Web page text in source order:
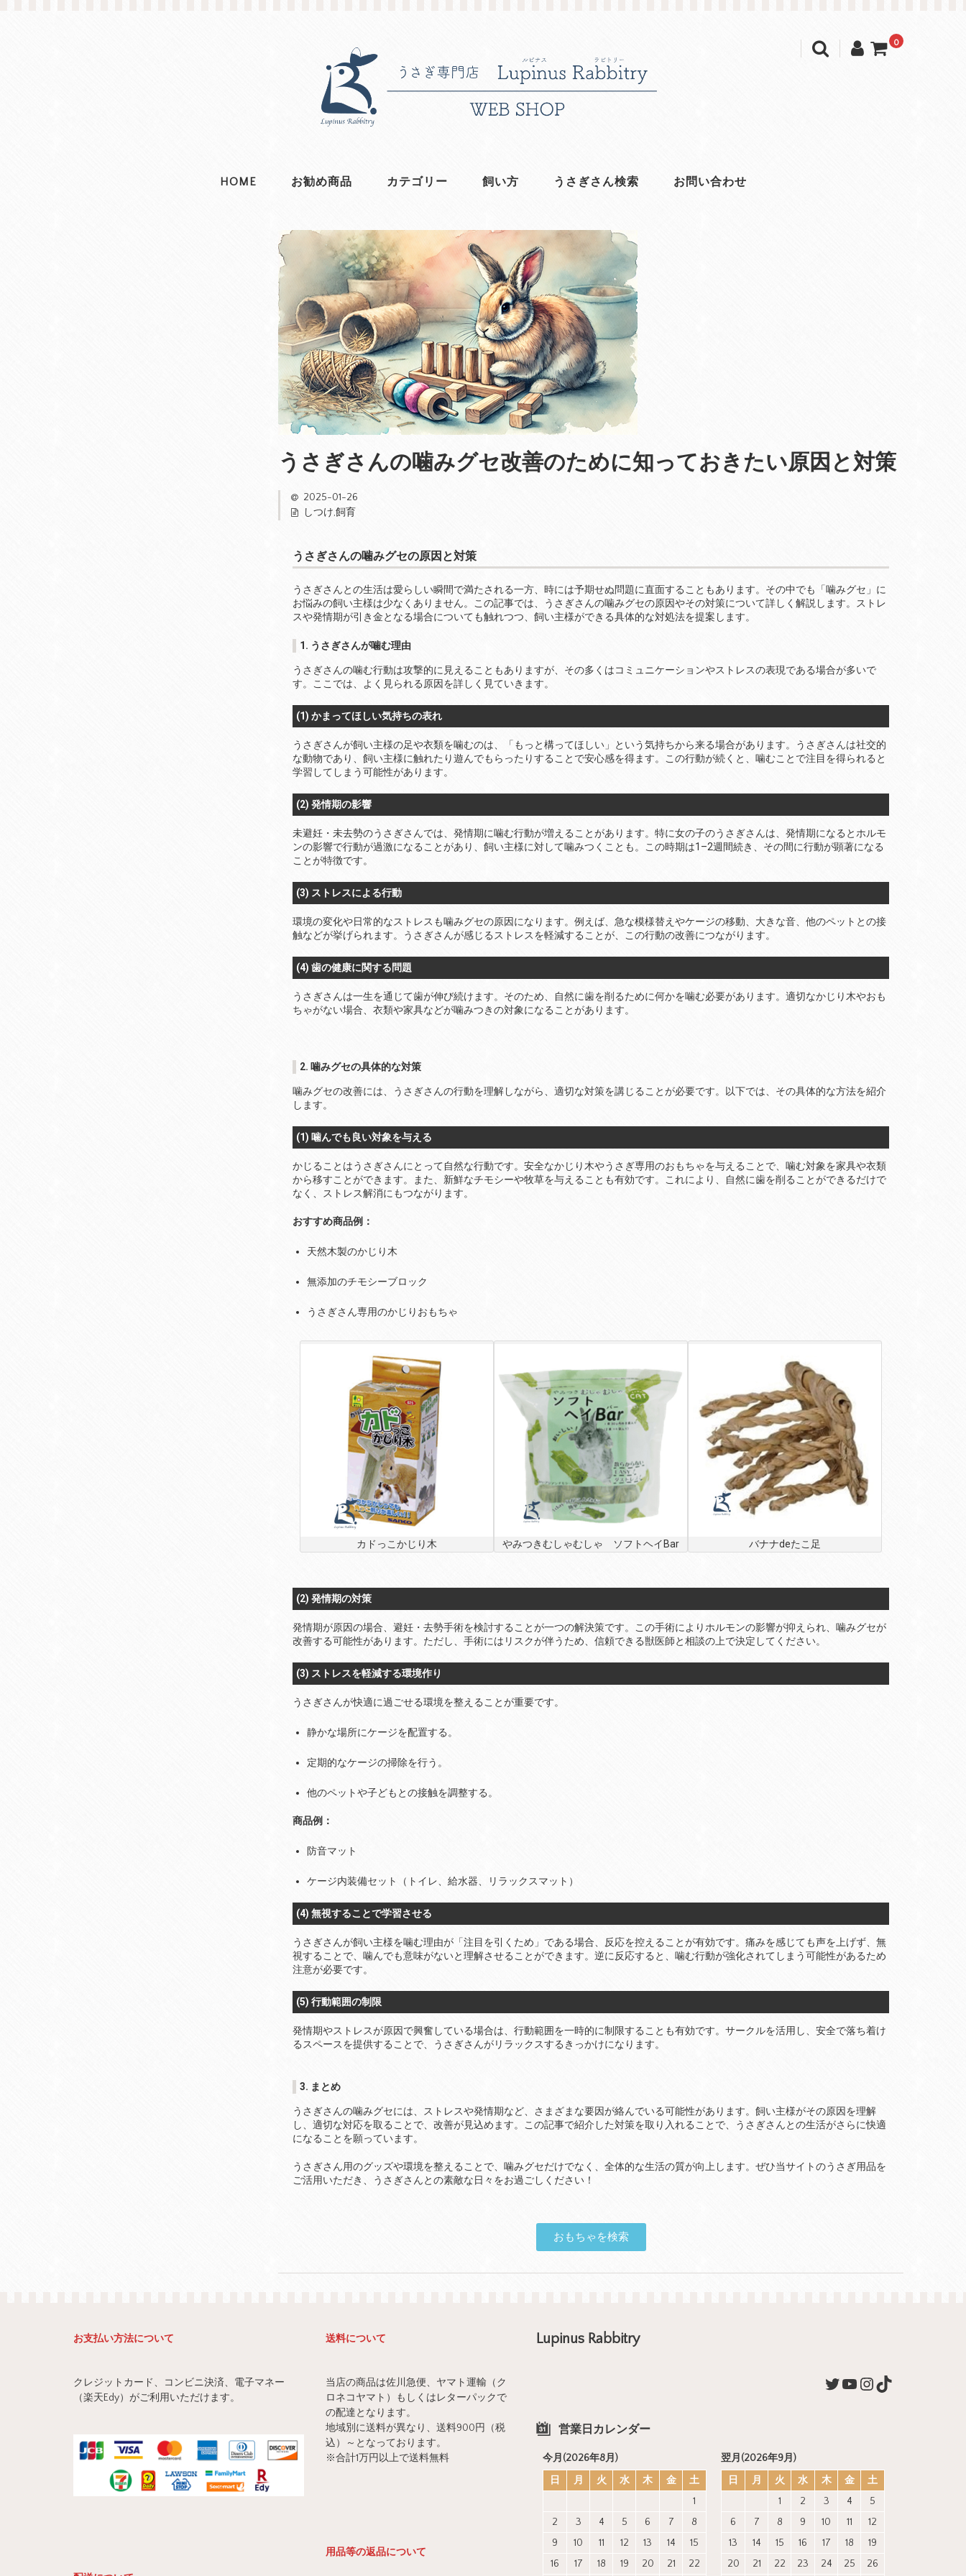
0
HOME お勧め商品 カテゴリー 飼い方 うさぎさん検索 お問い合わせ
うさぎさんの噛みグセ改善のために知っておきたい原因と対策
2025-01-26
しつけ,飼育
うさぎさんの噛みグセの原因と対策
うさぎさんとの生活は愛らしい瞬間で満たされる一方、時には予期せぬ問題に直面することもあります。その中でも「噛みグセ」に
お悩みの飼い主様は少なくありません。この記事では、うさぎさんの噛みグセの原因やその対策について詳しく解説します。ストレ
スや発情期が引き金となる場合についても触れつつ、飼い主様ができる具体的な対処法を提案します。
1. うさぎさんが噛む理由
うさぎさんの噛む行動は攻撃的に見えることもありますが、その多くはコミュニケーションやストレスの表現である場合が多いで
す。ここでは、よく見られる原因を詳しく見ていきます。
(1) かまってほしい気持ちの表れ
うさぎさんが飼い主様の足や衣類を噛むのは、「もっと構ってほしい」という気持ちから来る場合があります。うさぎさんは社交的
な動物であり、飼い主様に触れたり遊んでもらったりすることで安心感を得ます。この行動が続くと、噛むことで注目を得られると
学習してしまう可能性があります。
(2) 発情期の影響
未避妊・未去勢のうさぎさんでは、発情期に噛む行動が増えることがあります。特に女の子のうさぎさんは、発情期になるとホルモ
ンの影響で行動が過激になることがあり、飼い主様に対して噛みつくことも。この時期は1–2週間続き、その間に行動が顕著になる
ことが特徴です。
(3) ストレスによる行動
環境の変化や日常的なストレスも噛みグセの原因になります。例えば、急な模様替えやケージの移動、大きな音、他のペットとの接
触などが挙げられます。うさぎさんが感じるストレスを軽減することが、この行動の改善につながります。
(4) 歯の健康に関する問題
うさぎさんは一生を通じて歯が伸び続けます。そのため、自然に歯を削るために何かを噛む必要があります。適切なかじり木やおも
ちゃがない場合、衣類や家具などが噛みつきの対象になることがあります。
2. 噛みグセの具体的な対策
噛みグセの改善には、うさぎさんの行動を理解しながら、適切な対策を講じることが必要です。以下では、その具体的な方法を紹介
します。
(1) 噛んでも良い対象を与える
かじることはうさぎさんにとって自然な行動です。安全なかじり木やうさぎ専用のおもちゃを与えることで、噛む対象を家具や衣類
から移すことができます。また、新鮮なチモシーや牧草を与えることも有効です。これにより、自然に歯を削ることができるだけで
なく、ストレス解消にもつながります。
おすすめ商品例：
天然木製のかじり木
無添加のチモシーブロック
うさぎさん専用のかじりおもちゃ
カドっこかじり木 やみつきむしゃむしゃ ソフトヘイBar バナナdeたこ足
(2) 発情期の対策
発情期が原因の場合、避妊・去勢手術を検討することが一つの解決策です。この手術によりホルモンの影響が抑えられ、噛みグセが
改善する可能性があります。ただし、手術にはリスクが伴うため、信頼できる獣医師と相談の上で決定してください。
(3) ストレスを軽減する環境作り
うさぎさんが快適に過ごせる環境を整えることが重要です。
静かな場所にケージを配置する。
定期的なケージの掃除を行う。
他のペットや子どもとの接触を調整する。
商品例：
防音マット
ケージ内装備セット（トイレ、給水器、リラックスマット）
(4) 無視することで学習させる
うさぎさんが飼い主様を噛む理由が「注目を引くため」である場合、反応を控えることが有効です。痛みを感じても声を上げず、無
視することで、噛んでも意味がないと理解させることができます。逆に反応すると、噛む行動が強化されてしまう可能性があるため
注意が必要です。
(5) 行動範囲の制限
発情期やストレスが原因で興奮している場合は、行動範囲を一時的に制限することも有効です。サークルを活用し、安全で落ち着け
るスペースを提供することで、うさぎさんがリラックスするきっかけになります。
3. まとめ
うさぎさんの噛みグセには、ストレスや発情期など、さまざまな要因が絡んでいる可能性があります。飼い主様がその原因を理解
し、適切な対応を取ることで、改善が見込めます。この記事で紹介した対策を取り入れることで、うさぎさんとの生活がさらに快適
になることを願っています。
うさぎさん用のグッズや環境を整えることで、噛みグセだけでなく、全体的な生活の質が向上します。ぜひ当サイトのうさぎ用品を
ご活用いただき、うさぎさんとの素敵な日々をお過ごしください！
おもちゃを検索
お支払い方法について
クレジットカード、コンビニ決済、電子マネー
（楽天Edy）がご利用いただけます。
送料について
当店の商品は佐川急便、ヤマト運輸（ク
ロネコヤマト）もしくはレターパックで
の配達となります。
地域別に送料が異なり、送料900円（税
込）～となっております。
※合計1万円以上で送料無料
用品等の返品について
Lupinus Rabbitry
営業日カレンダー
今月(2026年8月)
日
月 火 水 木 金
土
1
2
3 4 5 6 7
8
9
10 11 12 13 14
15
16
17 18 19 20 21 22
翌月(2026年9月)
日
月 火 水 木 金
土
1
2 3 4
5
6
7 8 9 10 11
12
13
14 15 16 17 18
19
20
21 22 23 24 25 26